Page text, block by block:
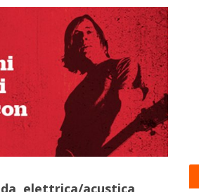
elettrica/acustica,